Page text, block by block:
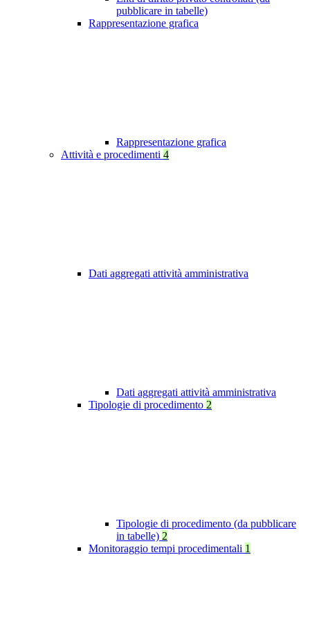
pubblicare in tabelle)
Rappresentazione grafica
Rappresentazione grafica
Attività e procedimenti 4
Dati aggregati attività amministrativa
Dati aggregati attività amministrativa
Tipologie di procedimento 2
Tipologie di procedimento (da pubblicare
in tabelle) 2
Monitoraggio tempi procedimentali 1